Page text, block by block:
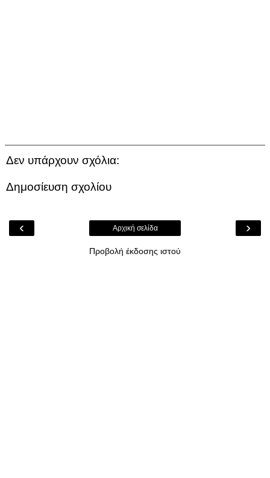
Δεν υπάρχουν σχόλια:
Δημοσίευση σχολίου
‹ ›
Αρχική σελίδα
Προβολή έκδοσης ιστού